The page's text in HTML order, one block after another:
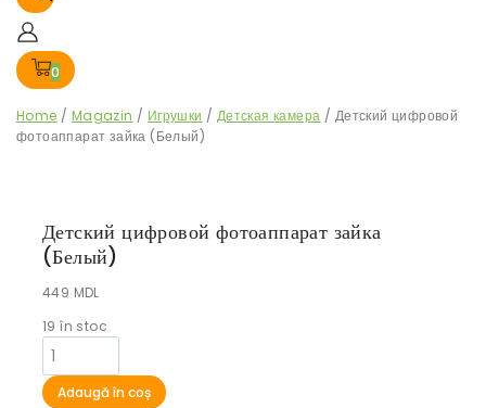
0
Home / Magazin / Игрушки / Детская камера / Детский цифровой
фотоаппарат зайка (Белый)
Детский цифровой фотоаппарат зайка
(Белый)
449 MDL
19 în stoc
Adaugă în coș